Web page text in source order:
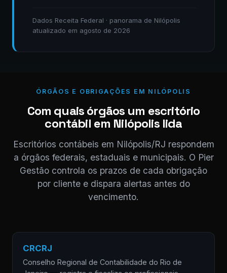
Dados Receita Federal · panorama de Nilópolis
atualizado em agosto de 2026
ÓRGÃOS E OBRIGAÇÕES EM NILÓPOLIS
Com quais órgãos um escritório
contábil em Nilópolis lida
Escritórios contábeis em Nilópolis/RJ respondem
a órgãos federais, estaduais e municipais. O Pier
Gestão controla os prazos de cada obrigação
por cliente e dispara alertas antes do
vencimento.
CRCRJ
Conselho Regional de Contabilidade do Rio de